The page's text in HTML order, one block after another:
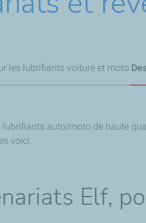
les lubrifiants voiture et moto
lubrifiants auto/moto de haute
voici.
Elf,